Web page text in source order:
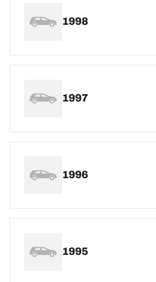
1998
1997
1996
1995